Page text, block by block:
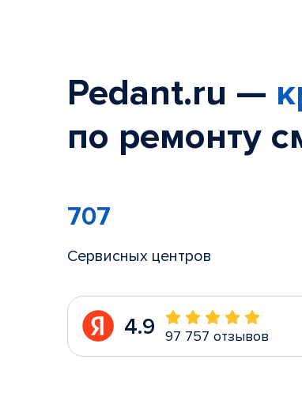
Pedant.ru —
по ремонту
707
Сервисных центров
4.9 97 757 отзывов